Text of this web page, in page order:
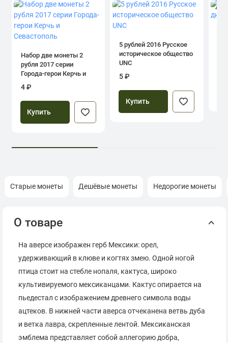
Набор две монеты 2
рубля 2017 серии
Города-герои Керчь и
Севастополь
4 ₽
Купить
5 рублей 2016 Русское
историческое общество
UNC
5 ₽
Купить
4.0
Старые монеты Дешёвые монеты Недорогие монеты
О товаре
На аверсе изображен герб Мексики: орел,
удерживающий в клюве и когтях змею. Одной ногой
птица стоит на стебле нопаля, кактуса, широко
культивируемого мексиканцами. Кактус опирается на
пьедестал с изображением древнего символа воды
ацтеков. В нижней части аверса отчеканена ветвь дуба
и ветка лавра, скрепленные лентой. Мексиканская
эмблема представляет собой аллегорию добра,